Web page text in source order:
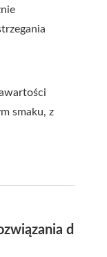
smaku, z
dla